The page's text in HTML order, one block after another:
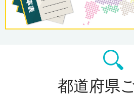
都道府県